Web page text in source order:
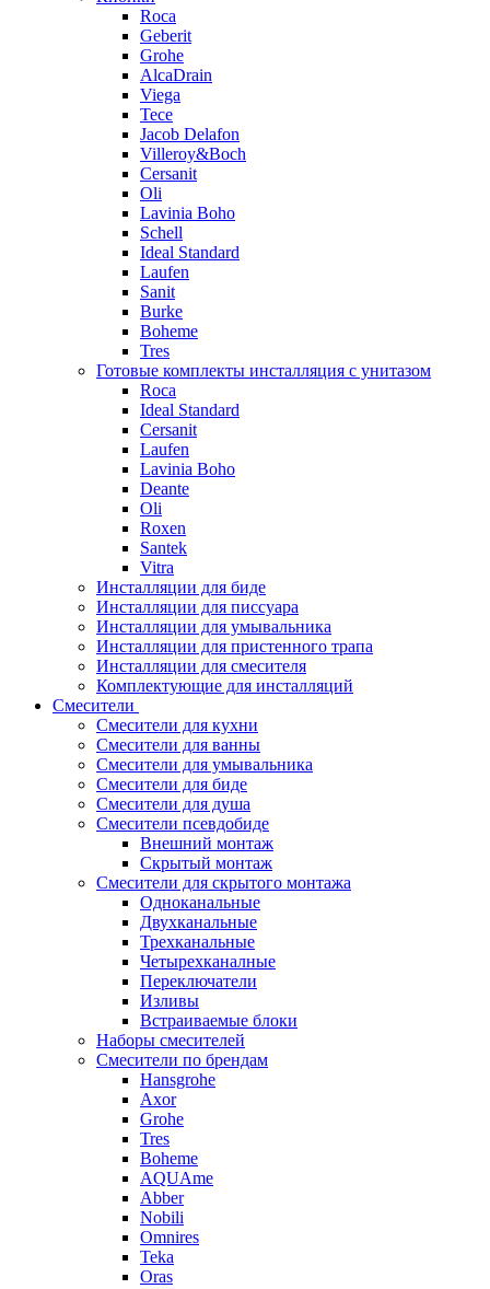
Roca
Geberit
Grohe
AlcaDrain
Viega
Tece
Jacob Delafon
Villeroy&Boch
Cersanit
Oli
Lavinia Boho
Schell
Ideal Standard
Laufen
Sanit
Burke
Boheme
Tres
Готовые комплекты инсталляция с унитазом
Roca
Ideal Standard
Cersanit
Laufen
Lavinia Boho
Deante
Oli
Roxen
Santek
Vitra
Инсталляции для биде
Инсталляции для писсуара
Инсталляции для умывальника
Инсталляции для пристенного трапа
Инсталляции для смесителя
Комплектующие для инсталляций
Смесители
Смесители для кухни
Смесители для ванны
Смесители для умывальника
Смесители для биде
Смесители для душа
Смесители псевдобиде
Внешний монтаж
Скрытый монтаж
Смесители для скрытого монтажа
Одноканальные
Двухканальные
Трехканальные
Четырехканалные
Переключатели
Изливы
Встраиваемые блоки
Наборы смесителей
Смесители по брендам
Hansgrohe
Axor
Grohe
Tres
Boheme
AQUAme
Abber
Nobili
Omnires
Teka
Oras